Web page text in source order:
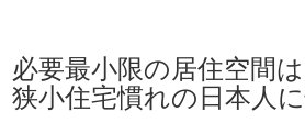
必要最小限の居住空間
狭小住宅慣れの日本人